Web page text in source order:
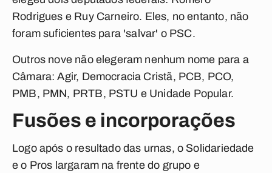
Rodrigues e Ruy Carneiro. Eles, no entanto, não
foram suficientes para 'salvar' o PSC.
Outros nove não elegeram nenhum nome para a
Câmara: Agir, Democracia Cristã, PCB, PCO,
PMB, PMN, PRTB, PSTU e Unidade Popular.
Fusões e incorporações
Logo após o resultado das urnas, o Solidariedade
e o Pros largaram na frente do grupo e